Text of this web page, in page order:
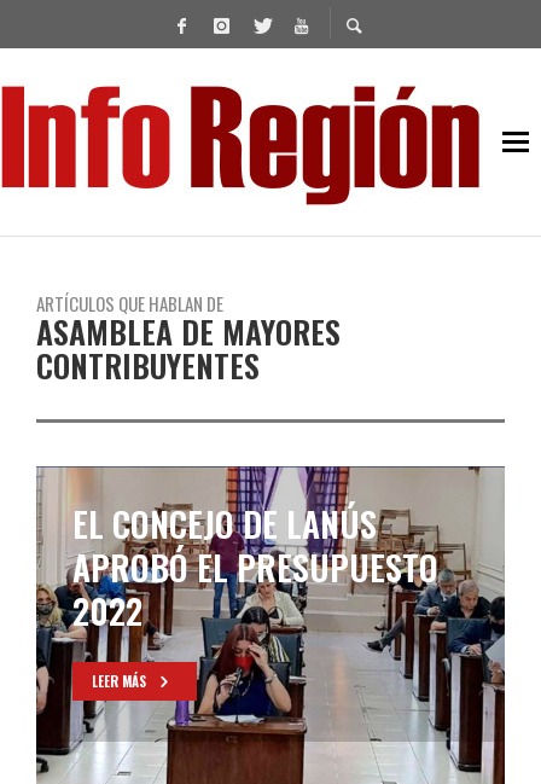
ARTÍCULOS QUE HABLAN DE
ASAMBLEA DE MAYORES
CONTRIBUYENTES
LANÚS SUBIRÁ SUS TASAS
UN 45%
LEER MÁS